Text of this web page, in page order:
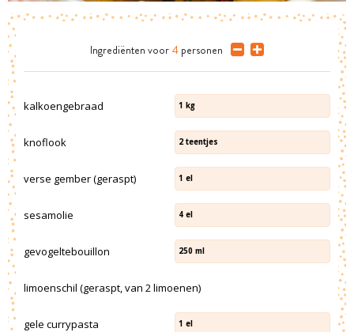
Ingrediënten voor 4 personen
kalkoengebraad 1 kg
knoflook 2 teentjes
verse gember (geraspt) 1 el
sesamolie 4 el
gevogeltebouillon 250 ml
limoenschil (geraspt, van 2 limoenen)
gele currypasta 1 el